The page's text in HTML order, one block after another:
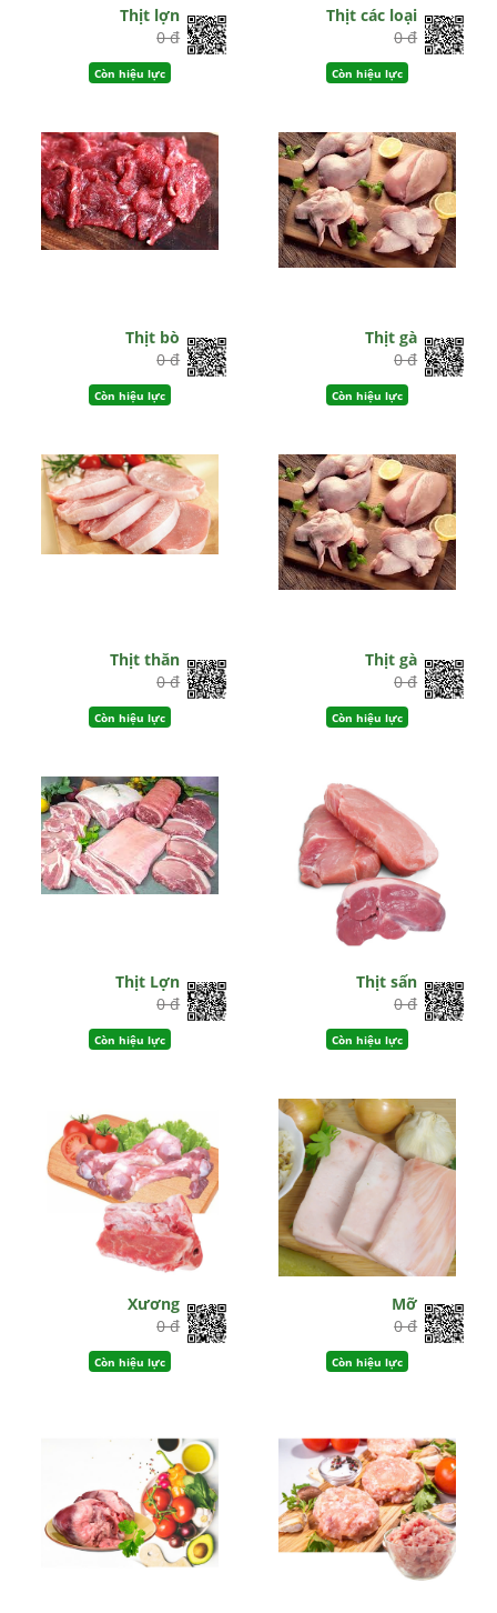
Thịt lợn
0 đ
Còn hiệu lực
Thịt các loại
0 đ
Còn hiệu lực
Thịt bò
0 đ
Còn hiệu lực
Thịt gà
0 đ
Còn hiệu lực
Thịt thăn
0 đ
Còn hiệu lực
Thịt gà
0 đ
Còn hiệu lực
Thịt Lợn
0 đ
Còn hiệu lực
Thịt sấn
0 đ
Còn hiệu lực
Xương
0 đ
Còn hiệu lực
Mỡ
0 đ
Còn hiệu lực